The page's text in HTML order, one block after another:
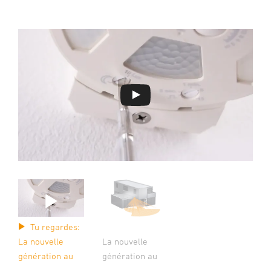
Tu regardes:
La nouvelle
génération au
La nouvelle
génération au